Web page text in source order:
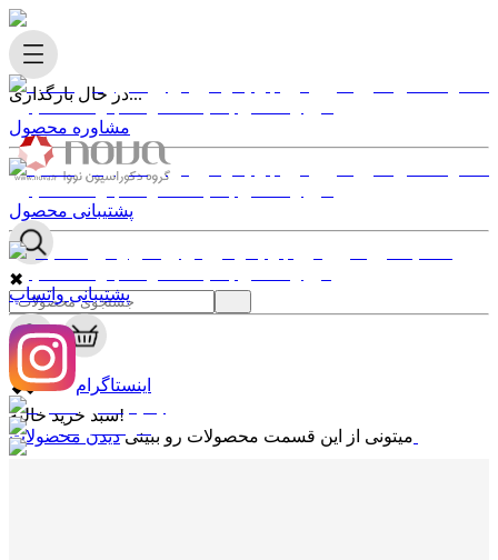
در حال بارگذاری...
✖
0
✖
سبد خرید خالیه!
میتونی از این قسمت محصولات رو ببینی
مشاوره محصول
پشتیبانی محصول
پشتیبانی واتساپ
اینستاگرام